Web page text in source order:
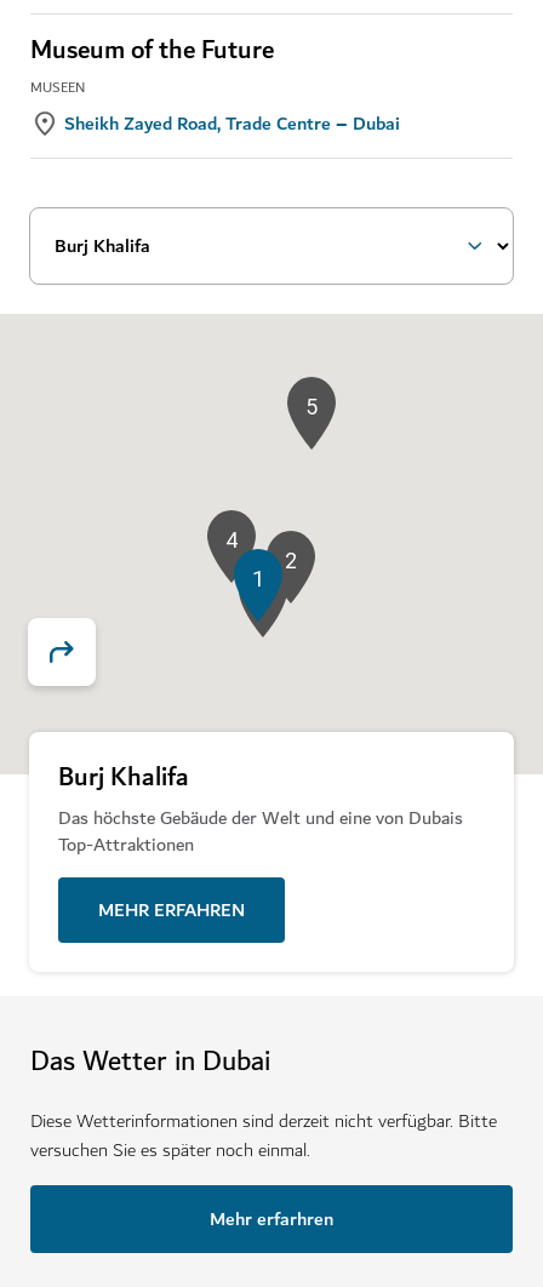
Museum of the Future
MUSEEN
Sheikh Zayed Road, Trade Centre – Dubai
1
2
3
4
5
Burj Khalifa
Das höchste Gebäude der Welt und eine von Dubais
Top-Attraktionen
MEHR ERFAHREN
Das Wetter in Dubai
Diese Wetterinformationen sind derzeit nicht verfügbar. Bitte
versuchen Sie es später noch einmal.
Mehr erfarhren